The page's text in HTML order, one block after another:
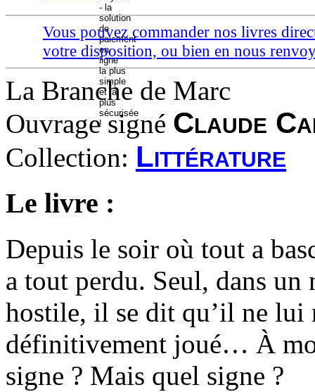
Vous pouvez commander nos livres
votre disposition, ou bien en nous
La Branche de Marc
Ouvrage signé Claude
Collection: Littérature
Le livre :
Depuis le soir où tout a
a tout perdu. Seul, dans
hostile, il se dit qu’il ne lui
définitivement joué… À
signe ? Mais quel signe ?